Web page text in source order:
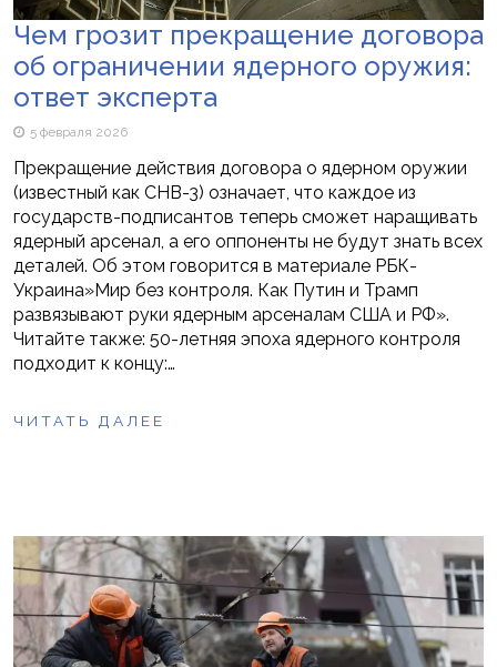
Чем грозит прекращение договора
об ограничении ядерного оружия:
ответ эксперта
5 февраля 2026
Прекращение действия договора о ядерном оружии
(известный как СНВ-3) означает, что каждое из
государств-подписантов теперь сможет наращивать
ядерный арсенал, а его оппоненты не будут знать всех
деталей. Об этом говорится в материале РБК-
Украина»Мир без контроля. Как Путин и Трамп
развязывают руки ядерным арсеналам США и РФ».
Читайте также: 50-летняя эпоха ядерного контроля
подходит к концу:…
ЧИТАТЬ ДАЛЕЕ